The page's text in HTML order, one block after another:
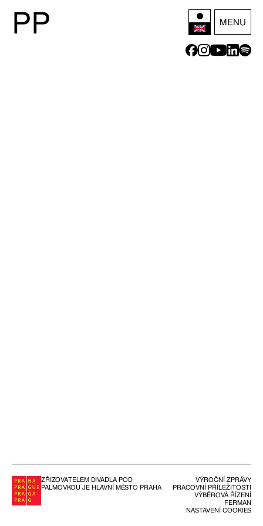
PP MENU
ZŘIZOVATELEM DIVADLA POD
PALMOVKOU JE HLAVNÍ MĚSTO PRAHA
VÝROČNÍ ZPRÁVY
PRACOVNÍ PŘÍLEŽITOSTI
VÝBĚROVÁ ŘÍZENÍ
FERMAN
NASTAVENÍ COOKIES